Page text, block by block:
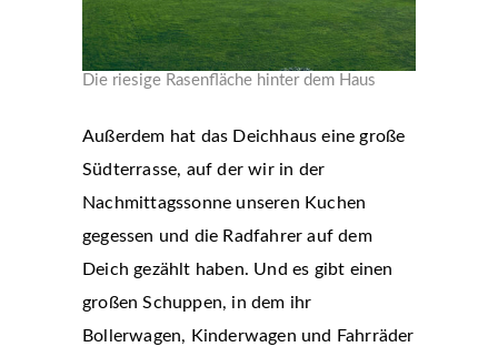
Die riesige Rasenfläche hinter dem Haus
Außerdem hat das Deichhaus eine große
Südterrasse, auf der wir in der
Nachmittagssonne unseren Kuchen
gegessen und die Radfahrer auf dem
Deich gezählt haben. Und es gibt einen
großen Schuppen, in dem ihr
Bollerwagen, Kinderwagen und Fahrräder